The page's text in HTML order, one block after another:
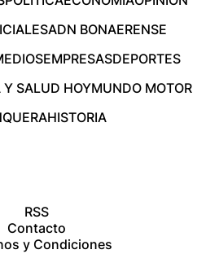
ADN BONAERENSE
EMPRESASDEPORTES
Y SALUD HOYMUNDO MOTOR
HISTORIA
RSS
Contacto
y Condiciones